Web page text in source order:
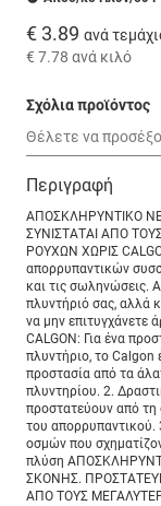
€ 3.89 ανά
€ 7.78 ανά κιλό
Σχόλια προϊόντος
Περιγραφή
ΑΠΟΣΚΛΗΡΥΝΤΙΚΟ
ΣΥΝΙΣΤΑΤΑΙ ΑΠΟ
ΡΟΥΧΩΝ ΧΩΡΙΣ
απορρυπαντικών
και τις σωληνώσεις.
πλυντήριό σας, αλλά
να μην επιτυγχάνετε
CALGON: Για ένα
πλυντήριο, το Calgon
προστασία από τα
πλυντηρίου. 2.
προστατεύουν από
του
οσμών που
πλύση
ΣΚΟΝΗΣ.
ΑΠΟ ΤΟΥΣ